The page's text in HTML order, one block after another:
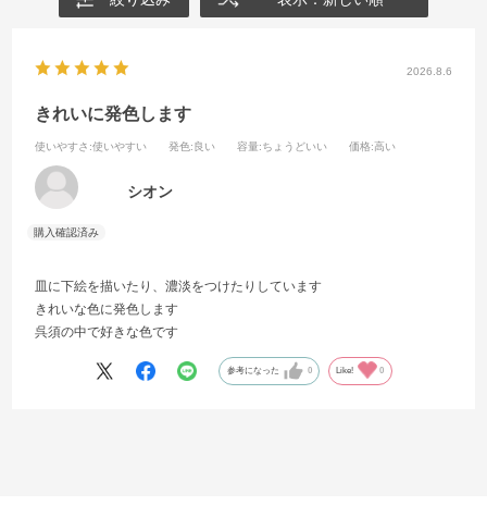
2026.8.6
きれいに発色します
使いやすさ :使いやすい 発色:良い 容量:ちょうどいい 価格:高い
シオン
皿に下絵を描いたり、濃淡をつけたりしています
きれいな色に発色します
呉須の中で好きな色です
参考になった 0 Like! 0